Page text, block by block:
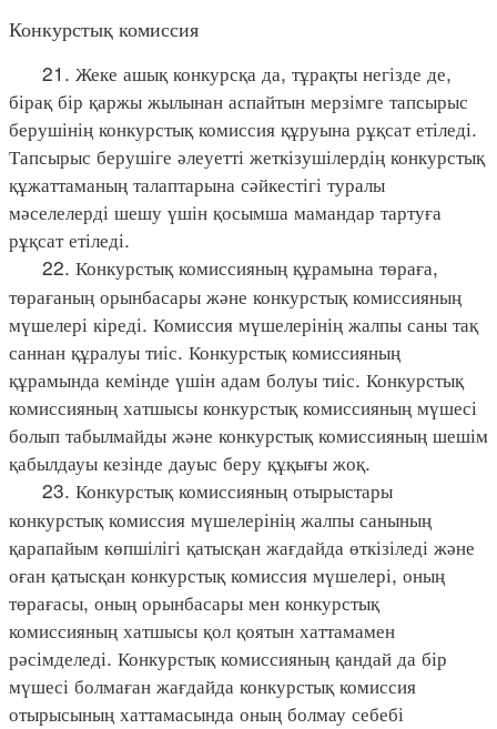
Конкурстық комиссия
21. Жеке ашық конкурсқа да, тұрақты негізде де,
бірақ бір қаржы жылынан аспайтын мерзімге тапсырыс
берушінің конкурстық комиссия құруына рұқсат етіледі.
Тапсырыс берушіге әлеуетті жеткізушілердің конкурстық
құжаттаманың талаптарына сәйкестігі туралы
мәселелерді шешу үшін қосымша мамандар тартуға
рұқсат етіледі.
22. Конкурстық комиссияның құрамына төраға,
төрағаның орынбасары және конкурстық комиссияның
мүшелері кіреді. Комиссия мүшелерінің жалпы саны тақ
саннан құралуы тиіс. Конкурстық комиссияның
құрамында кемінде үшін адам болуы тиіс. Конкурстық
комиссияның хатшысы конкурстық комиссияның мүшесі
болып табылмайды және конкурстық комиссияның шешім
қабылдауы кезінде дауыс беру құқығы жоқ.
23. Конкурстық комиссияның отырыстары
конкурстық комиссия мүшелерінің жалпы санының
қарапайым көпшілігі қатысқан жағдайда өткізіледі және
оған қатысқан конкурстық комиссия мүшелері, оның
төрағасы, оның орынбасары мен конкурстық
комиссияның хатшысы қол қоятын хаттамамен
рәсімделеді. Конкурстық комиссияның қандай да бір
мүшесі болмаған жағдайда конкурстық комиссия
отырысының хаттамасында оның болмау себебі